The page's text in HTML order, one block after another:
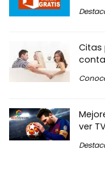
Citas
ver